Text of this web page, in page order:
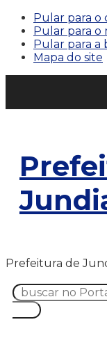
Pular para o
Pular para o
Pular para a
Mapa do site
Prefeitura de